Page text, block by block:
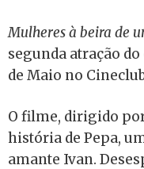
Mulheres à beira de
segunda atração
de Maio no
O filme, dirigido
história de Pepa,
amante Ivan.